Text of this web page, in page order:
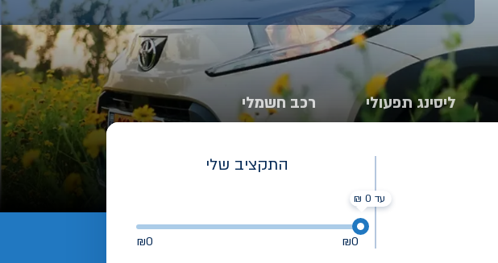
ליסינג תפעולי רכב חשמלי
התקציב שלי
₪0
₪0
עד 0 ₪